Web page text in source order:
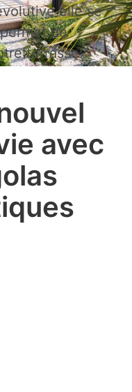
elle se
de
terrasse.
avec